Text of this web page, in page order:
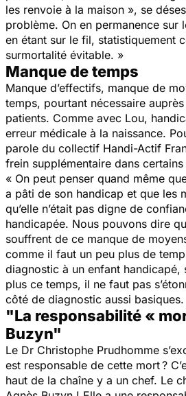
les renvoie à la maison », se
problème. On en permanence sur
en étant sur le fil, statistiquement
surmortalité évitable. »
Manque de temps
Manque d’effectifs, manque de
temps, pourtant nécessaire
patients. Comme avec Lou,
erreur médicale à la naissance.
parole du collectif Handi-Actif
frein supplémentaire dans certains
« On peut penser quand même
a pâti de son handicap et que les
qu’elle n’était pas digne de
handicapée. Nous pouvons dire
souffrent de ce manque de
comme il faut un peu plus de
diagnostic à un enfant handicapé,
plus ce temps, il ne faut pas
côté de diagnostic aussi
"La responsabilité «
Buzyn"
Le Dr Christophe Prudhomme
est responsable de cette mort ?
haut de la chaîne y a un chef. Le